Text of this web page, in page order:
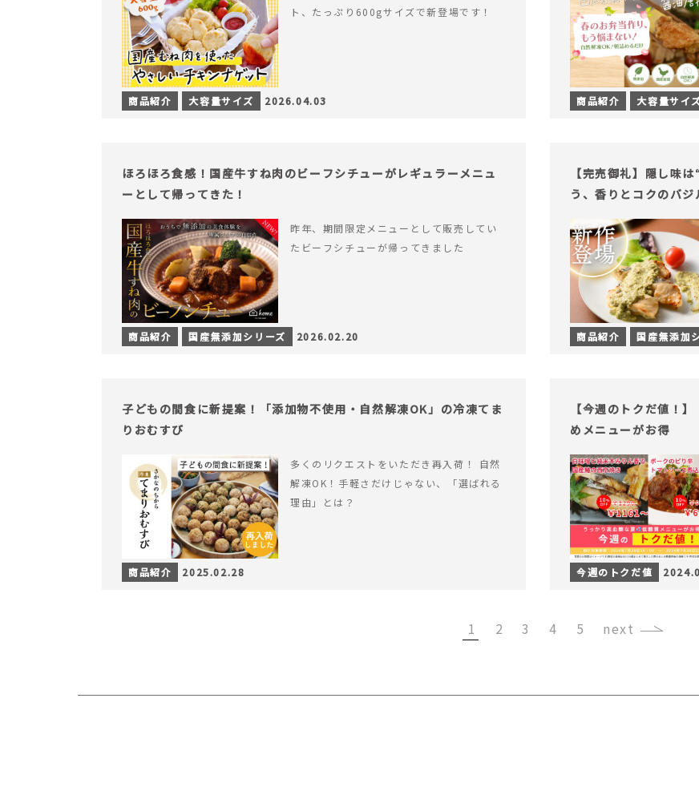
ト、たっぷり600gサイズで新登場です！
商品紹介 大容量サイズ 2026.04.03 商品紹介 大容量サイ
ほろほろ食感！国産牛すね肉のビーフシチューがレギュラーメニュ
ーとして帰ってきた！
昨年、期間限定メニューとして販売してい
たビーフシチューが帰ってきました
商品紹介 国産無添加シリーズ 2026.02.20
【完売御礼】隠し味
う、香りとコクのバジ
商品紹介 国産無添加
子どもの間食に新提案！「添加物不使用・自然解凍OK」の冷凍てま
りおむすび
多くのリクエストをいただき再入荷！ 自然
解凍OK！手軽さだけじゃない、「選ばれる
理由」とは？
商品紹介 2025.02.28
【今週のトクだ値！
めメニューがお得
今週のトクだ値
1 2 3 4 5 ›